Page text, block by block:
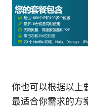
你也可以根据以上
最适合你需求的方